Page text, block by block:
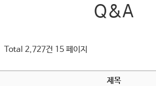
Q&A
Total 2,727건 15 페이지
제목